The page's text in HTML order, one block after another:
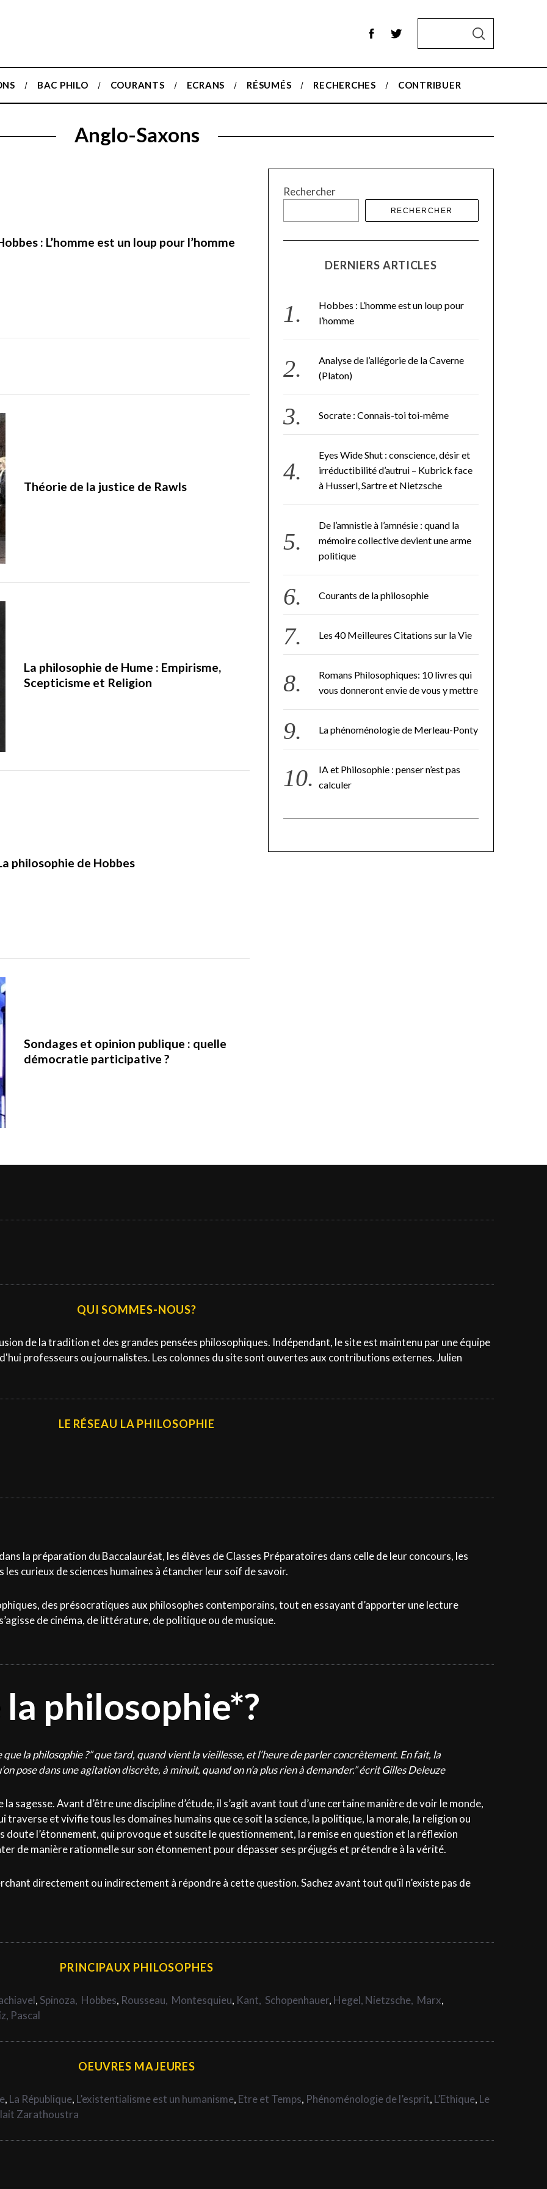
r
c
h
S
C
BAC PHILO COURANTS ECRANS RÉSUMÉS RECHERCHES CONTRIBUER
Anglo-Saxons
: L’homme est un loup pour l’homme
Théorie de la justice de Rawls
La philosophie de Hume : Empirisme,
Scepticisme et Religion
philosophie de Hobbes
Sondages et opinion publique : quelle
démocratie participative ?
Rechercher
RECHERCHER
DERNIERS ARTICLES
Hobbes : L’homme est un loup pour
l’homme
Analyse de l’allégorie de la Caverne
(Platon)
Socrate : Connais-toi toi-même
Eyes Wide Shut : conscience, désir et
irréductibilité d’autrui – Kubrick face
à Husserl, Sartre et Nietzsche
De l’amnistie à l’amnésie : quand la
mémoire collective devient une arme
politique
Courants de la philosophie
Les 40 Meilleures Citations sur la Vie
Romans Philosophiques: 10 livres qui
vous donneront envie de vous y mettre
La phénoménologie de Merleau-Ponty
IA et Philosophie : penser n’est pas
calculer
QUI SOMMES-NOUS?
de la tradition et des grandes pensées philosophiques. Indépendant, le site est maintenu par une équipe
professeurs ou journalistes. Les colonnes du site sont ouvertes aux contributions externes. Julien
LE RÉSEAU LA PHILOSOPHIE
la préparation du Baccalauréat, les élèves de Classes Préparatoires dans celle de leur concours, les
curieux de sciences humaines à étancher leur soif de savoir.
des présocratiques aux philosophes contemporains, tout en essayant d’apporter une lecture
de cinéma, de littérature, de politique ou de musique.
la philosophie*?
la philosophie ?” que tard, quand vient la vieillesse, et l’heure de parler concrètement. En fait, la
pose dans une agitation discrète, à minuit, quand on n’a plus rien à demander.” écrit Gilles Deleuze
sagesse. Avant d’être une discipline d’étude, il s’agit avant tout d’une certaine manière de voir le monde,
traverse et vivifie tous les domaines humains que ce soit la science, la politique, la morale, la religion ou
doute l’étonnement, qui provoque et suscite le questionnement, la remise en question et la réflexion
de manière rationnelle sur son étonnement pour dépasser ses préjugés et prétendre à la vérité.
directement ou indirectement à répondre à cette question. Sachez avant tout qu’il n’existe pas de
PRINCIPAUX PHILOSOPHES
,Spinoza, Hobbes, Rousseau, Montesquieu, Kant, Schopenhauer, Hegel, Nietzsche, Marx,
Pascal
OEUVRES MAJEURES
, La République, L’existentialisme est un humanisme, Etre et Temps, Phénoménologie de l’esprit, L’Ethique, Le
Zarathoustra